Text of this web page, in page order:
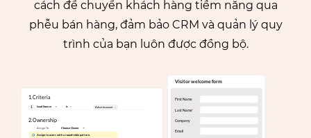
cách để chuyển khách hàng tiềm năng qua
phễu bán hàng, đảm bảo CRM và quản lý quy
trình của bạn luôn được đồng bộ.